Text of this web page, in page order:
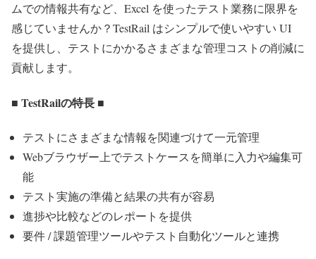
ムでの情報共有など、Excel を使ったテスト業務に限界を
感じていませんか？TestRail はシンプルで使いやすい UI
を提供し、テストにかかるさまざまな管理コストの削減に
貢献します。
■ TestRailの特長 ■
テストにさまざまな情報を関連づけて一元管理
Webブラウザー上でテストケースを簡単に入力や編集可
能
テスト実施の準備と結果の共有が容易
進捗や比較などのレポートを提供
要件 / 課題管理ツールやテスト自動化ツールと連携